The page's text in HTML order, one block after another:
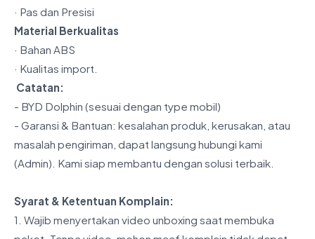
· Pas dan Presisi
Material Berkualitas
· Bahan ABS
· Kualitas import.
️ Catatan:
- BYD Dolphin (sesuai dengan type mobil)
- Garansi & Bantuan: kesalahan produk, kerusakan, atau
masalah pengiriman, dapat langsung hubungi kami
(Admin). Kami siap membantu dengan solusi terbaik.
Syarat & Ketentuan Komplain:
1. Wajib menyertakan video unboxing saat membuka